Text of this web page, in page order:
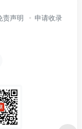
责声明 申请收录